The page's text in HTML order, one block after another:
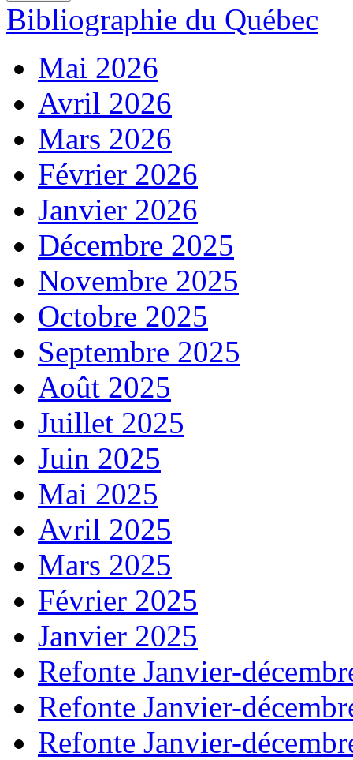
Bibliographie du Québec
Mai 2026
Avril 2026
Mars 2026
Février 2026
Janvier 2026
Décembre 2025
Novembre 2025
Octobre 2025
Septembre 2025
Août 2025
Juillet 2025
Juin 2025
Mai 2025
Avril 2025
Mars 2025
Février 2025
Janvier 2025
Refonte Janvier-
Refonte Janvier-
Refonte Janvier-